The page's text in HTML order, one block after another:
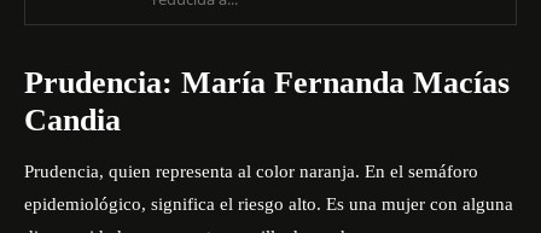
Prudencia: María Fernanda Macías
Candia
Prudencia, quien representa al color naranja. En el semáforo
epidemiológico, significa el riesgo alto. Es una mujer con alguna